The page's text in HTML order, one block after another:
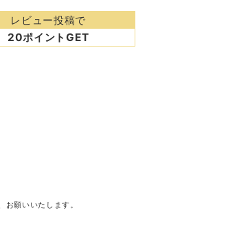
レビュー投稿で
20ポイントGET
願いいたします。